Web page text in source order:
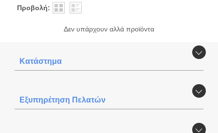
Προβολή:
Δεν υπάρχουν αλλά πρoϊόντα
Κατάστημα
Εξυπηρέτηση Πελατών